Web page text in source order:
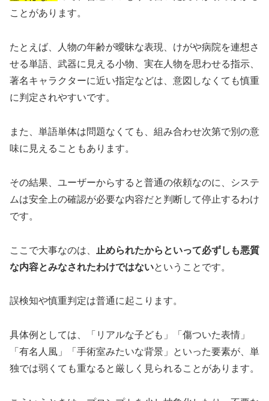
ことがあります。
たとえば、人物の年齢が曖昧な表現、けがや病院を連想さ
せる単語、武器に見える小物、実在人物を思わせる指示、
著名キャラクターに近い指定などは、意図しなくても慎重
に判定されやすいです。
また、単語単体は問題なくても、組み合わせ次第で別の意
味に見えることもあります。
その結果、ユーザーからすると普通の依頼なのに、システ
ムは安全上の確認が必要な内容だと判断して停止するわけ
です。
ここで大事なのは、
止められたからといって必ずしも悪質
な内容とみなされたわけではないということです。
誤検知や慎重判定は普通に起こります。
具体例としては、「リアルな子ども」「傷ついた表情」
「有名人風」「手術室みたいな背景」といった要素が、単
独では弱くても重なると厳しく見られることがあります。